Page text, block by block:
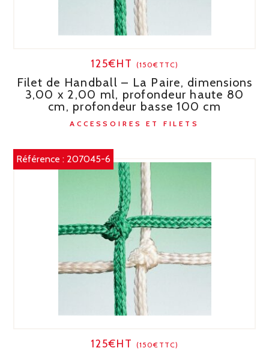
125€HT (150€TTC)
Filet de Handball – La Paire, dimensions
3,00 x 2,00 ml, profondeur haute 80
cm, profondeur basse 100 cm
ACCESSOIRES ET FILETS
Référence : 207045-6
125€HT (150€TTC)